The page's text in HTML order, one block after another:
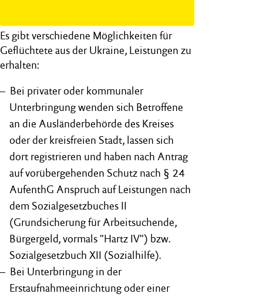
Es gibt verschiedene Möglichkeiten für
Geflüchtete aus der Ukraine, Leistungen zu
erhalten:
Bei privater oder kommunaler
Unterbringung wenden sich Betroffene
an die Ausländerbehörde des Kreises
oder der kreisfreien Stadt, lassen sich
dort registrieren und haben nach Antrag
auf vorübergehenden Schutz nach § 24
AufenthG Anspruch auf Leistungen nach
dem Sozialgesetzbuches II
(Grundsicherung für Arbeitsuchende,
Bürgergeld, vormals "Hartz IV") bzw.
Sozialgesetzbuch XII (Sozialhilfe).
Bei Unterbringung in der
Erstaufnahmeeinrichtung oder einer